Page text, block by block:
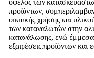
όφελος των
προϊόντων,
οικιακής χρήσης και
των καταναλωτών στην
κατανάλωσης, ενώ έμμεσα
εξαιρέσεις.προϊόντων και